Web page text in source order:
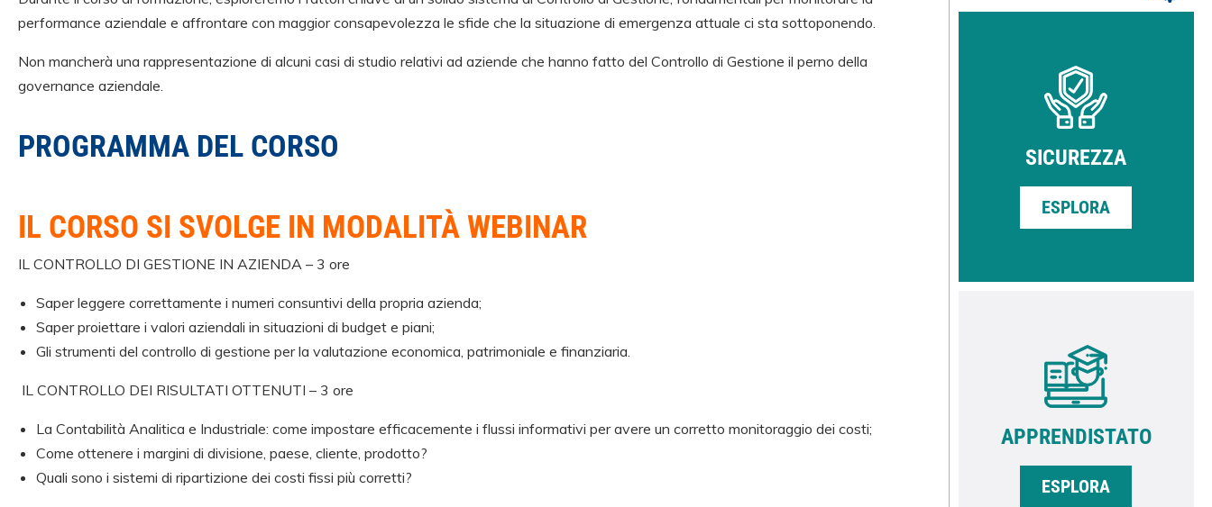
performance aziendale e affrontare con maggior consapevolezza le sfide che la situazione di emergenza attuale ci sta sottoponendo.
Non mancherà una rappresentazione di alcuni casi di studio relativi ad aziende che hanno fatto del Controllo di Gestione il perno della
governance aziendale.
PROGRAMMA DEL CORSO
IL CORSO SI SVOLGE IN MODALITÀWEBINAR
IL CONTROLLO DI GESTIONE IN AZIENDA – 3 ore
Saper leggere correttamente i numeri consuntivi della propria azienda;
Saper proiettare i valori aziendali in situazioni di budget e piani;
Gli strumenti del controllo di gestione per la valutazione economica, patrimoniale e finanziaria.
IL CONTROLLO DEI RISULTATI OTTENUTI – 3 ore
La Contabilità Analitica e Industriale: come impostare efficacemente i flussi informativi per avere un corretto monitoraggio dei costi;
Come ottenere i margini di divisione, paese, cliente, prodotto?
Quali sono i sistemi di ripartizione dei costi fissi più corretti?
SICUREZZA
ESPLORA
APPRENDISTATO
ESPLORA